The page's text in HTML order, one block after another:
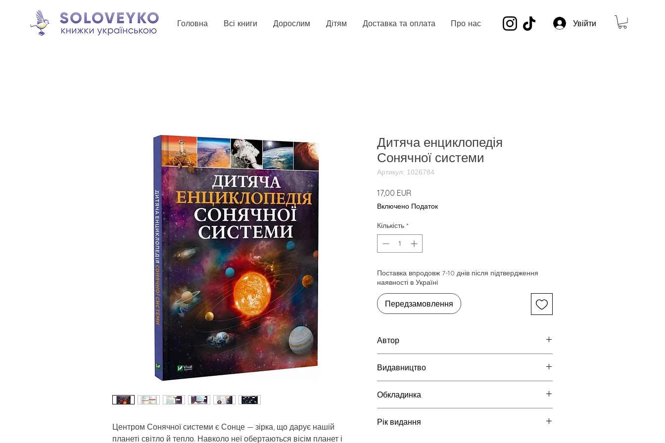
Головна Всі книги Дорослим Дітям Доставка та оплата Про нас Увійти
Центром Сонячної системи є Сонце — зірка, що дарує нашій
планеті світло й тепло. Навколо неї обертаються вісім планет і
Дитяча енциклопедія
Сонячної системи
Артикул: 1026784
17,00 EUR
Включено Податок
Кількість *
Поставка впродовж 7-10 днів після підтвердження
наявності в Україні
Передзамовлення
Автор
Видавництво
Vivat
Обкладинка
Рік видання